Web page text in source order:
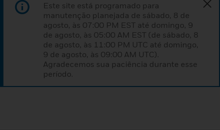
Este site está programado para
manutenção planejada de sábado, 8 de
agosto, às 07:00 PM EST até domingo, 9
de agosto, às 05:00 AM EST (de sábado, 8
de agosto, às 11:00 PM UTC até domingo,
9 de agosto, às 09:00 AM UTC).
Agradecemos sua paciência durante esse
período.